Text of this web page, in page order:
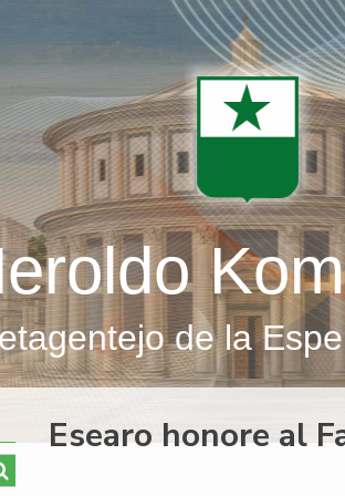
de la
Esearo honore al